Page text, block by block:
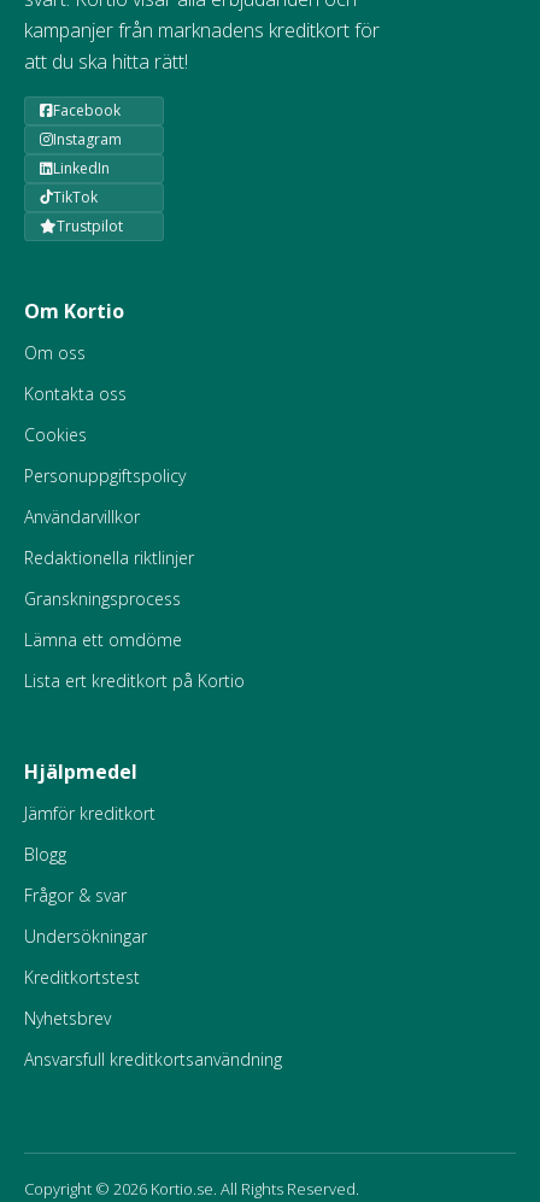
kampanjer från marknadens kreditkort för
att du ska hitta rätt!
Facebook
Instagram
LinkedIn
TikTok
Trustpilot
Om Kortio
Om oss
Kontakta oss
Cookies
Personuppgiftspolicy
Användarvillkor
Redaktionella riktlinjer
Granskningsprocess
Lämna ett omdöme
Lista ert kreditkort på Kortio
Hjälpmedel
Jämför kreditkort
Blogg
Frågor & svar
Undersökningar
Kreditkortstest
Nyhetsbrev
Ansvarsfull kreditkortsanvändning
Copyright © 2026 Kortio.se. All Rights Reserved.